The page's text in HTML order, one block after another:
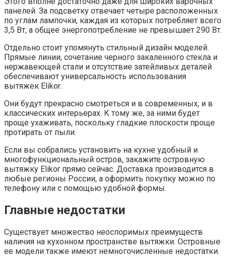
панелей. За подсветку отвечает четыре расположенных
по углам лампочки, каждая из которых потребляет всего
3,5 Вт, а общее энергопотребление не превышает 290 Вт.
Отдельно стоит упомянуть стильный дизайн моделей.
Прямые линии, сочетание черного закаленного стекла и
нержавеющей стали и отсутствие затейливых деталей
обеспечивают универсальность использования
вытяжек Elikor.
Они будут прекрасно смотреться и в современных, и в
классических интерьерах. К тому же, за ними будет
проще ухаживать, поскольку гладкие плоскости проще
протирать от пыли.
Если вы собрались установить на кухне удобный и
многофункциональный остров, закажите островную
вытяжку Elikor прямо сейчас. Доставка производится в
любые регионы России, а оформить покупку можно по
телефону или с помощью удобной формы.
Главные недостатки
Существует множество неоспоримых преимуществ
наличия на кухонном пространстве вытяжки. Островные
ее модели также имеют немногочисленные недостатки.